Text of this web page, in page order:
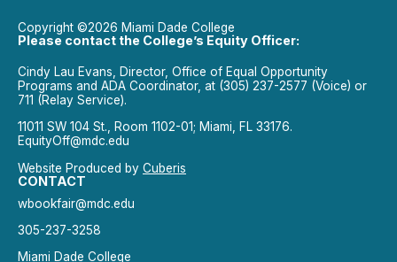
Copyright ©2026 Miami Dade College
Please contact the College’s Equity Officer:
Cindy Lau Evans, Director, Office of Equal Opportunity
Programs and ADA Coordinator, at (305) 237-2577 (Voice) or
711 (Relay Service).
11011 SW 104 St., Room 1102-01; Miami, FL 33176.
EquityOff@mdc.edu
Website Produced by Cuberis
CONTACT
wbookfair@mdc.edu
305-237-3258
Miami Dade College